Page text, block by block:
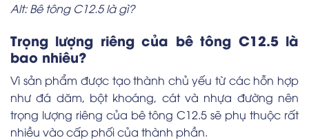
Alt: Bê tông C12.5 là gì?
Trọng lượng riêng của bê tông C12.5 là
bao nhiêu?
Vì sản phẩm được tạo thành chủ yếu từ các hỗn hợp
như đá dăm, bột khoáng, cát và nhựa đường nên
trọng lượng riêng của bê tông C12.5 sẽ phụ thuộc rất
nhiều vào cấp phối của thành phần.